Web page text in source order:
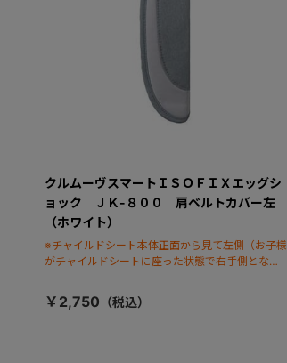
クルムーヴスマートＩＳＯＦＩＸエッグシ
ョック ＪＫ-８００ 肩ベルトカバー左
（ホワイト）
※チャイルドシート本体正面から見て左側（お子様
がチャイルドシートに座った状態で右手側となり
ます）
￥2,750